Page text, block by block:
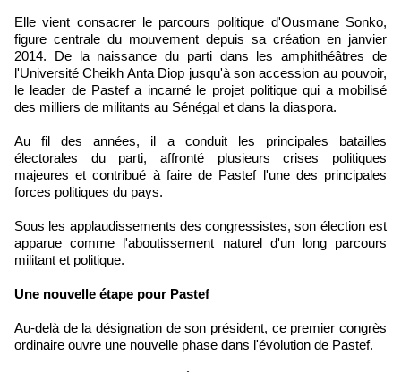
Elle vient consacrer le parcours politique d'Ousmane Sonko,
figure centrale du mouvement depuis sa création en janvier
2014. De la naissance du parti dans les amphithéâtres de
l'Université Cheikh Anta Diop jusqu'à son accession au pouvoir,
le leader de Pastef a incarné le projet politique qui a mobilisé
des milliers de militants au Sénégal et dans la diaspora.
Au fil des années, il a conduit les principales batailles
électorales du parti, affronté plusieurs crises politiques
majeures et contribué à faire de Pastef l'une des principales
forces politiques du pays.
Sous les applaudissements des congressistes, son élection est
apparue comme l'aboutissement naturel d'un long parcours
militant et politique.
Une nouvelle étape pour Pastef
Au-delà de la désignation de son président, ce premier congrès
ordinaire ouvre une nouvelle phase dans l'évolution de Pastef.